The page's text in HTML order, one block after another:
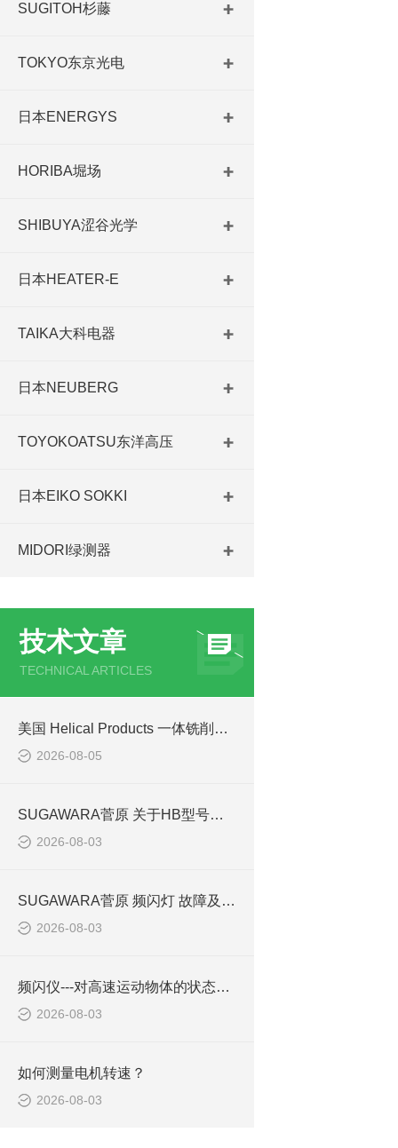
SUGITOH杉藤
TOKYO东京光电
日本ENERGYS
HORIBA堀场
SHIBUYA涩谷光学
日本HEATER-E
TAIKA大科电器
日本NEUBERG
TOYOKOATSU东洋高压
日本EIKO SOKKI
MIDORI绿测器
技术文章
TECHNICAL ARTICLES
美国 Helical Products 一体铣削螺旋槽柔性联轴器技术与选型
2026-08-05
SUGAWARA菅原 关于HB型号的故障和失效
2026-08-03
SUGAWARA菅原 频闪灯 故障及维修
2026-08-03
频闪仪---对高速运动物体的状态进行观察
2026-08-03
如何测量电机转速？
2026-08-03